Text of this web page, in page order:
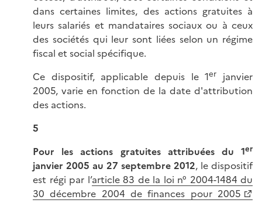
dans certaines limites, des actions gratuites à
leurs salariés et mandataires sociaux ou à ceux
des sociétés qui leur sont liées selon un régime
fiscal et social spécifique.
Ce dispositif, applicable depuis le 1er janvier
2005, varie en fonction de la date d'attribution
des actions.
5
Pour les actions gratuites attribuées du 1er
janvier 2005 au 27 septembre 2012, le dispositif
est régi par l’article 83 de la loi n° 2004-1484 du
30 décembre 2004 de finances pour 2005